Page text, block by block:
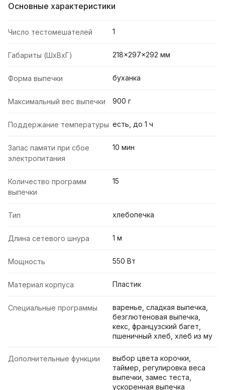
Основные характеристики
Число тестомешателей 1
Габариты (ШxВxГ) 218x297x292 мм
Форма выпечки буханка
Максимальный вес выпечки 900 г
Поддержание температуры есть, до 1 ч
Запас памяти при сбое
электропитания
10 мин
Количество программ
выпечки
15
Тип хлебопечка
Длина сетевого шнура 1 м
Мощность 550 Вт
Материал корпуса Пластик
Специальные программы
варенье, сладкая выпечка,
безглютеновая выпечка,
кекс, французский багет,
пшеничный хлеб, хлеб из му
Дополнительные функции
выбор цвета корочки,
таймер, регулировка веса
выпечки, замес теста,
ускоренная выпечка